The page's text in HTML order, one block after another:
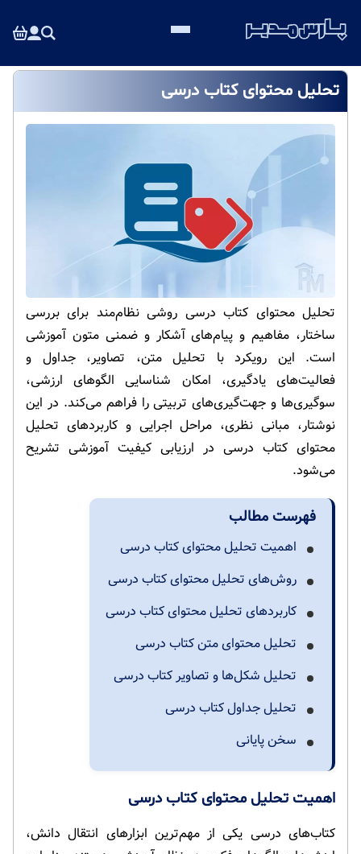
تحلیل محتوای کتاب درسی
تحلیل محتوای کتاب درسی روشی نظام‌مند برای بررسی
ساختار، مفاهیم و پیام‌های آشکار و ضمنی متون آموزشی
است. این رویکرد با تحلیل متن، تصاویر، جداول و
فعالیت‌های یادگیری، امکان شناسایی الگوهای ارزشی،
سوگیری‌ها و جهت‌گیری‌های تربیتی را فراهم می‌کند. در این
نوشتار، مبانی نظری، مراحل اجرایی و کاربردهای تحلیل
محتوای کتاب درسی در ارزیابی کیفیت آموزشی تشریح
می‌شود.
فهرست مطالب
اهمیت تحلیل محتوای کتاب درسی
روش‌های تحلیل محتوای کتاب درسی
کاربردهای تحلیل محتوای کتاب درسی
تحلیل محتوای متن کتاب درسی
تحلیل شکل‌ها و تصاویر کتاب درسی
تحلیل جداول کتاب درسی
سخن پایانی
اهمیت تحلیل محتوای کتاب درسی
کتاب‌های درسی یکی از مهم‌ترین ابزارهای انتقال دانش،